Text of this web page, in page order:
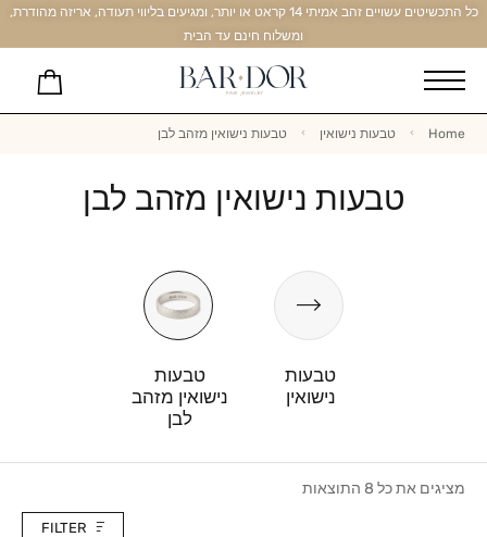
כל התכשיטים עשויים זהב אמיתי 14 קראט או יותר, ומגיעים בליווי תעודה, אריזה מהודרת,
ומשלוח חינם עד הבית
Home טבעות נישואין טבעות נישואין מזהב לבן
טבעות נישואין מזהב לבן
טבעות
נישואין
טבעות
נישואין מזהב
לבן
מציגים את כל ⁦8⁩ התוצאות
FILTER